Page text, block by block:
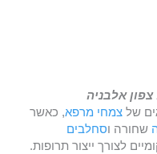
אלבניה
צמחי מרפא, כאשר
שחורה וסחלבים
לצורך ייצור תרופות.